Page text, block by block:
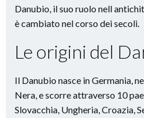
Danubio, il suo ruolo nell
è cambiato nel corso dei secoli.
Le origini del
Il Danubio nasce in Germania,
Nera, e scorre attraverso 10
Slovacchia, Ungheria, Croazia,